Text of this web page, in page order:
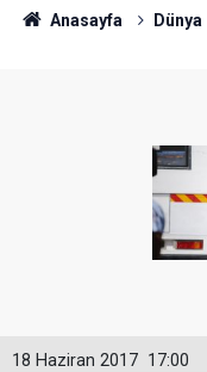
Anasayfa Dünya
17:00
18 Haziran 2017